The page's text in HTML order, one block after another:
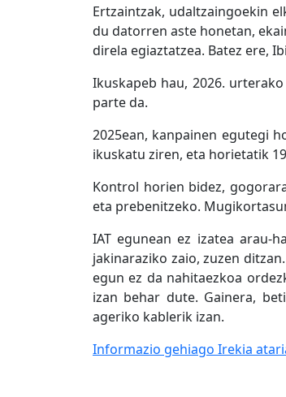
Ertzaintzak, udaltzaingoekin
du datorren aste honetan,
direla egiaztatzea. Batez ere,
Ikuskapeb hau, 2026.
parte da.
2025ean, kanpainen egutegi
ikuskatu ziren, eta horietatik
Kontrol horien bidez,
eta prebenitzeko.
IAT egunean ez izatea arau-
jakinaraziko zaio, zuzen
egun ez da nahitaezkoa
izan behar dute. Gainera,
ageriko kablerik izan.
Informazio gehiago Irekia